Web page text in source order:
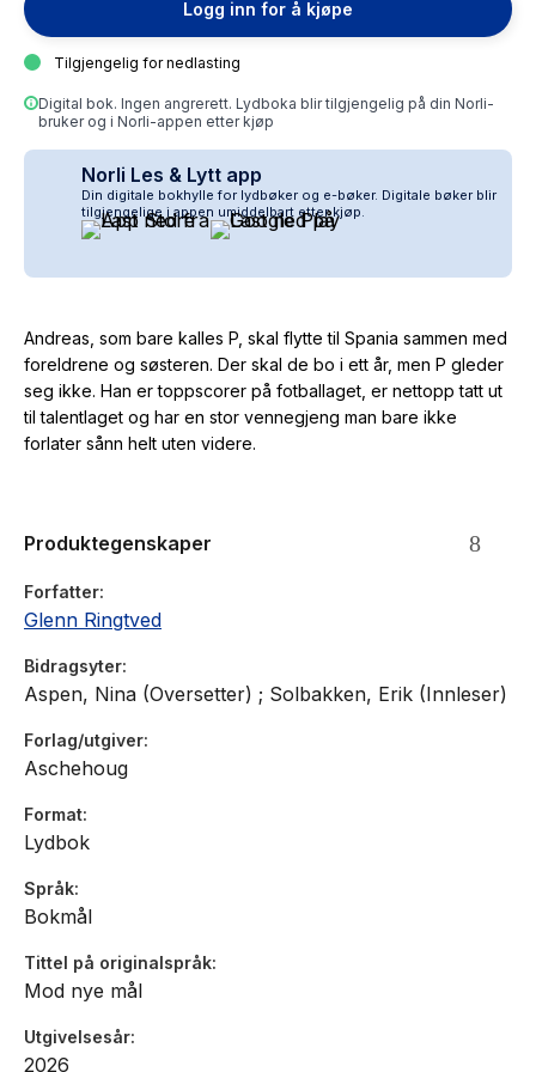
Logg inn for å kjøpe
Tilgjengelig for nedlasting
Digital bok. Ingen angrerett. Lydboka blir tilgjengelig på din Norli-
bruker og i Norli-appen etter kjøp
Norli Les & Lytt app
Din digitale bokhylle for lydbøker og e-bøker. Digitale bøker blir
tilgjengelige i appen umiddelbart etter kjøp.
Andreas, som bare kalles P, skal flytte til Spania sammen med
foreldrene og søsteren. Der skal de bo i ett år, men P gleder
seg ikke. Han er toppscorer på fotballaget, er nettopp tatt ut
til talentlaget og har en stor vennegjeng man bare ikke
forlater sånn helt uten videre.
Produktegenskaper
Forfatter
Glenn Ringtved
Bidragsyter
Aspen, Nina (Oversetter) ; Solbakken, Erik (Innleser)
Forlag/utgiver
Aschehoug
Format
Lydbok
Språk
Bokmål
Tittel på originalspråk
Mod nye mål
Utgivelsesår
2026